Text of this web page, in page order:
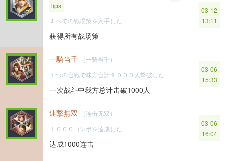
Tips
すべての戦場策を入手した
获得所有战场策
03-12
13:11
一騎当千
（一骑当千）
１つの合戦で味方合計１０００人撃破した
一次战斗中我方总计击破1000人
03-06
15:33
連撃無双
（连击无双）
１０００コンボを達成した
达成1000连击
03-06
16:04